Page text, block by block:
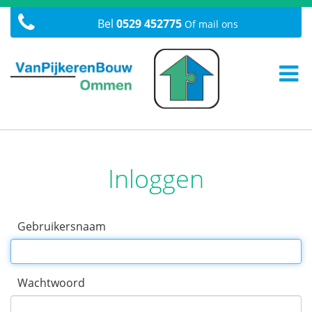
Bel 0529 452775Of mail ons
Inloggen
Gebruikersnaam
Wachtwoord